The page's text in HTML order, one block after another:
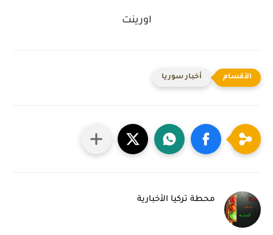
اورينت
أخبار سوريا
محطة تركيا الأخبارية